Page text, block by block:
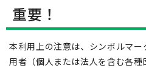
重要！
本利用上の注意は、シンボルマ
用者（個人または法人を含む各